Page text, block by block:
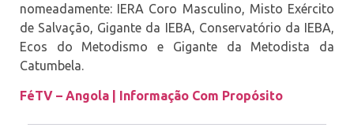
nomeadamente: IERA Coro Masculino, Misto Exército
de Salvação, Gigante da IEBA, Conservatório da IEBA,
Ecos do Metodismo e Gigante da Metodista da
Catumbela.
FéTV – Angola | Informação Com Propósito